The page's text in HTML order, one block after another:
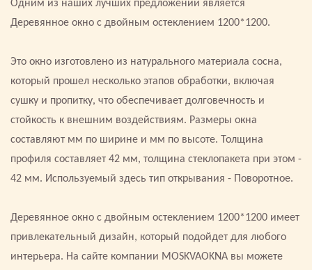
Одним из наших лучших предложений является
Деревянное окно с двойным остеклением 1200*1200.
Это окно изготовлено из натурального материала сосна,
который прошел несколько этапов обработки, включая
сушку и пропитку, что обеспечивает долговечность и
стойкость к внешним воздействиям. Размеры окна
составляют мм по ширине и мм по высоте. Толщина
профиля составляет 42 мм, толщина стеклопакета при этом -
42 мм. Используемый здесь тип открывания - Поворотное.
Деревянное окно с двойным остеклением 1200*1200 имеет
привлекательный дизайн, который подойдет для любого
интерьера. На сайте компании MOSKVAOKNA вы можете